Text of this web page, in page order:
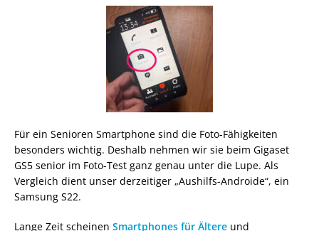
Für ein Senioren Smartphone sind die Foto-Fähigkeiten
besonders wichtig. Deshalb nehmen wir sie beim Gigaset
GS5 senior im Foto-Test ganz genau unter die Lupe. Als
Vergleich dient unser derzeitiger „Aushilfs-Androide“, ein
Samsung S22.
Lange Zeit scheinen Smartphones für Ältere und